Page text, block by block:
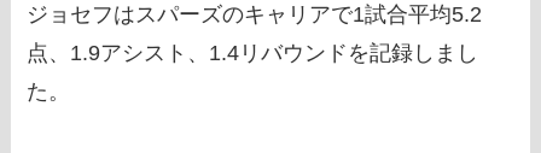
ジョセフはスパーズのキャリアで1試合平均5.2
点、1.9アシスト、1.4リバウンドを記録しまし
た。